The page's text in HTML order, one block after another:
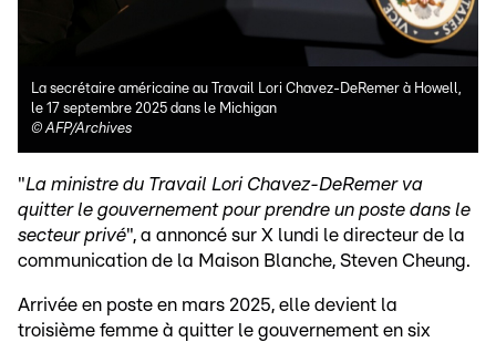
La secrétaire américaine au Travail Lori Chavez-DeRemer à Howell,
le 17 septembre 2025 dans le Michigan
©AFP/Archives
"La ministre du Travail Lori Chavez-DeRemer va
quitter le gouvernement pour prendre un poste dans le
secteur privé", a annoncé sur X lundi le directeur de la
communication de la Maison Blanche, Steven Cheung.
Arrivée en poste en mars 2025, elle devient la
troisième femme à quitter le gouvernement en six